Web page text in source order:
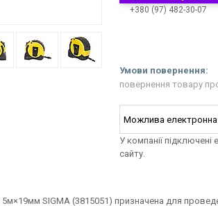
+380 (97) 482-30-07
повернення товару
У компанії
сайту.
SIGMA (3815051) призначена для